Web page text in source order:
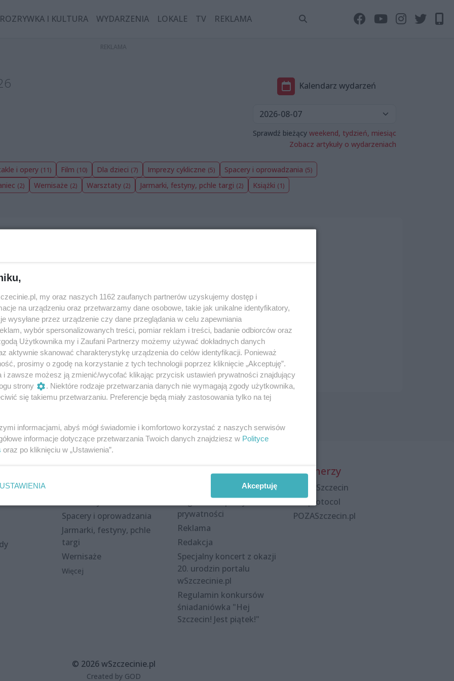
ROZRYWKA I KULTURA WYDARZENIA LOKALE TV REKLAMA
Kalendarz wydarzeń
Sprawdź bieżący weekend, tydzień, miesiąc
Zobacz artykuły o wydarzeniach
i opery (11) Film (10) Dla dzieci (7) Imprezy cykliczne (5) Spacery i oprowadzania (5)
(2) Wernisaże (2) Warsztaty (2) Jarmarki, festyny, pchle targi (2) Książki (1)
- spróbujzmienić kategorię
Spacery i oprowadzania
Jarmarki, festyny, pchle
targi
Wernisaże
Więcej
Redakcja
Regulamin i polityka
prywatności
Reklama
Redakcja
Specjalny koncert z okazji
20. urodzin portalu
wSzczecinie.pl
Regulamin konkursów
śniadaniówka "Hej
Szczecin! Jest piątek!"
Partnerzy
Praca Szczecin
the:protocol
POZASzczecin.pl
© 2026 wSzczecinie.pl
Created by GOD
my oraz naszych 1162 zaufanych partnerów uzyskujemy dostęp i
na urządzeniu oraz przetwarzamy dane osobowe, takie jak unikalne identyfikatory,
wysyłane przez urządzenie czy dane przeglądania w celu zapewniania
wybór spersonalizowanych treści, pomiar reklam i treści, badanie odbiorców oraz
Użytkownika my i Zaufani Partnerzy możemy używać dokładnych danych
aktywnie skanować charakterystykę urządzenia do celów identyfikacji. Ponieważ
prosimy o zgodę na korzystanie z tych technologii poprzez kliknięcie „Akceptuję”.
i zawsze możesz ją zmienić/wycofać klikając przycisk ustawień prywatności znajdujący
strony
. Niektóre rodzaje przetwarzania danych nie wymagają zgody użytkownika,
się takiemu przetwarzaniu. Preferencje będą miały zastosowania tylko na tej
informacjami, abyś mógł świadomie i komfortowo korzystać z naszych serwisów
informacje dotyczące przetwarzania Twoich danych znajdziesz w Polityce
oraz po kliknięciu w „Ustawienia”.
USTAWIENIA Akceptuję